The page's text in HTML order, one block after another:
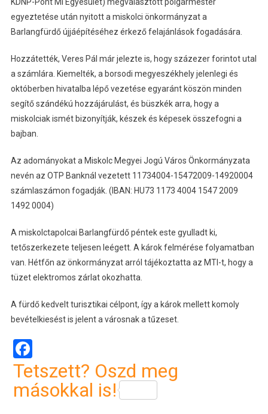
KDNP-Pont Mi Egyesület) megválasztott polgármester
egyeztetése után nyitott a miskolci önkormányzat a
Barlangfürdő újjáépítéséhez érkező felajánlások fogadására.
Hozzátették, Veres Pál már jelezte is, hogy százezer forintot utal
a számlára. Kiemelték, a borsodi megyeszékhely jelenlegi és
októberben hivatalba lépő vezetése egyaránt köszön minden
segítő szándékú hozzájárulást, és büszkék arra, hogy a
miskolciak ismét bizonyítják, készek és képesek összefogni a
bajban.
Az adományokat a Miskolc Megyei Jogú Város Önkormányzata
nevén az OTP Banknál vezetett 11734004-15472009-14920004
számlaszámon fogadják. (IBAN: HU73 1173 4004 1547 2009
1492 0004)
A miskolctapolcai Barlangfürdő péntek este gyulladt ki,
tetőszerkezete teljesen leégett. A károk felmérése folyamatban
van. Hétfőn az önkormányzat arról tájékoztatta az MTI-t, hogy a
tüzet elektromos zárlat okozhatta.
A fürdő kedvelt turisztikai célpont, így a károk mellett komoly
bevételkiesést is jelent a városnak a tűzeset.
Facebook
Tetszett? Oszd meg
másokkal is!